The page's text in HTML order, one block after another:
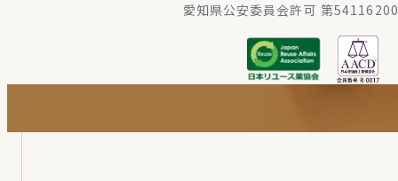
愛知県公安委員会許可 第